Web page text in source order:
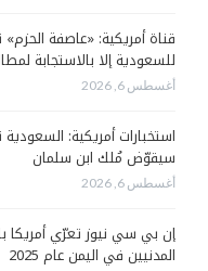
قناة أمريكية: «عاصفة
للسعودية إلا بالاستجابة
أغسطس 6, 2026
استخبارات أمريكية:
سيقوّض مُلك ابن سلمان
أغسطس 6, 2026
إن بي سي نيوز تعرّي أمريكا
المدنيين في اليمن عام 2025